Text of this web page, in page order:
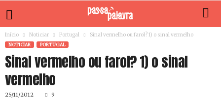
Início Noticiar Portugal Sinal vermelho ou farol? 1) o sinal vermelho
NOTICIAR PORTUGAL
Sinal vermelho ou farol? 1) o sinal
vermelho
25/11/2012 9